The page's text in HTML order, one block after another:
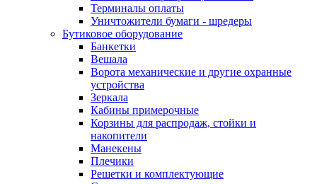
Терминалы оплаты
Уничтожители бумаги - шредеры
Бутиковое оборудование
Банкетки
Вешала
Ворота механические и другие охранные
устройства
Зеркала
Кабины примерочные
Корзины для распродаж, стойки и
накопители
Манекены
Плечики
Решетки и комплектующие